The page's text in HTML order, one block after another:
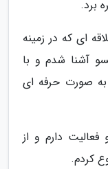
برد.
ای که در زمینه
آشنا شدم و با
صورت حرفه ای
فعالیت دارم و از
کردم.